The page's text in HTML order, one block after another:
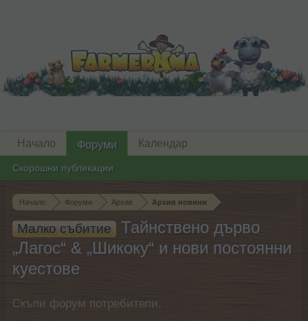
Начало Форуми Архив Архив новини
Малко събитие
Тайнствено дърво
„Лагос“ & „Шикоку“ и нови постоянни
куестове
Скъпи форум потребители,
Начало Форуми
Скорошни публикации
Календар